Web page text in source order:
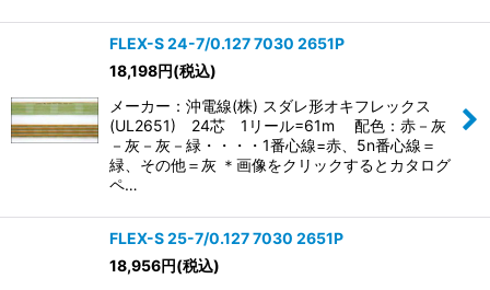
FLEX-S 24-7/0.127 7030 2651P
18,198円(税込)
メーカー：沖電線(株) スダレ形オキフレックス
(UL2651) 24芯 1リール=61m 配色：赤－灰
－灰－灰－緑・・・・1番心線=赤、5n番心線＝
緑、その他＝灰 ＊画像をクリックするとカタログ
ペ…
FLEX-S 25-7/0.127 7030 2651P
18,956円(税込)